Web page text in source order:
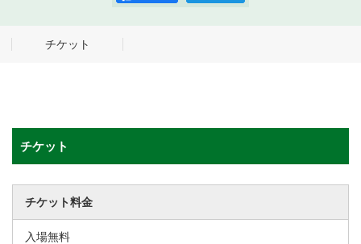
チケット
チケット
チケット料金
入場無料